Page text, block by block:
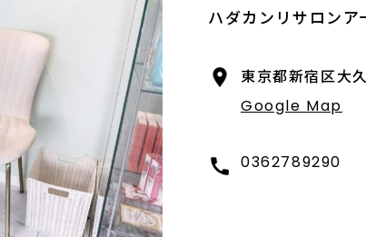
ハダカンリサロン
東京都新宿区大
Google Map
0362789290